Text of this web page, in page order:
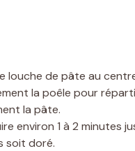
louche de pâte au
la poêle pour
la pâte.
environ 1 à 2 minutes
soit doré.